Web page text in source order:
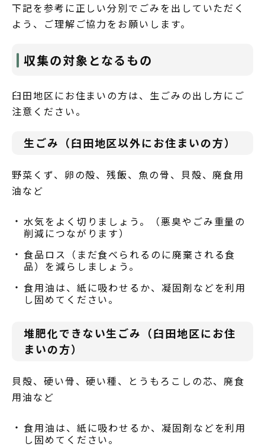
下記を参考に正しい分別でごみを出していただく
よう、ご理解ご協力をお願いします。
収集の対象となるもの
臼田地区にお住まいの方は、生ごみの出し方にご
注意ください。
生ごみ（臼田地区以外にお住まいの方）
野菜くず、卵の殻、残飯、魚の骨、貝殻、廃食用
油など
水気をよく切りましょう。（悪臭やごみ重量の
削減につながります）
食品ロス（まだ食べられるのに廃棄される食
品）を減らしましょう。
食用油は、紙に吸わせるか、凝固剤などを利用
し固めてください。
堆肥化できない生ごみ（臼田地区にお住
まいの方）
貝殻、硬い骨、硬い種、とうもろこしの芯、廃食
用油など
食用油は、紙に吸わせるか、凝固剤などを利用
し固めてください。